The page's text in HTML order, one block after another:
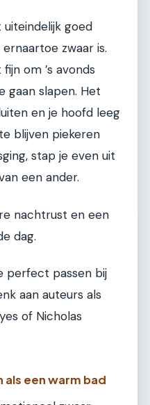
goed
zwaar is.
om ’s avonds
gaan slapen. Het
en je hoofd leeg
blijven piekeren
stap je even uit
een ander.
nachtrust en een
dag.
perfect passen bij
aan auteurs als
of Nicholas
als een warm bad